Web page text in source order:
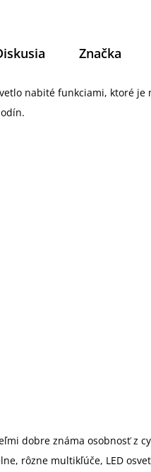
Značka
nabité funkciami, ktoré
dobre známa osobnosť z
rôzne multikľúče, LED